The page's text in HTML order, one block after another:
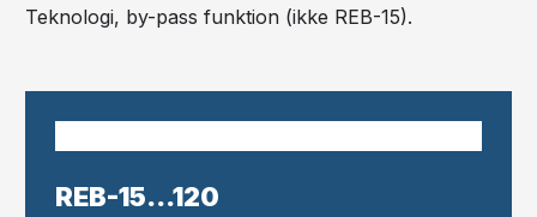
Teknologi, by-pass funktion​ (ikke REB-15).
​REB-15...120